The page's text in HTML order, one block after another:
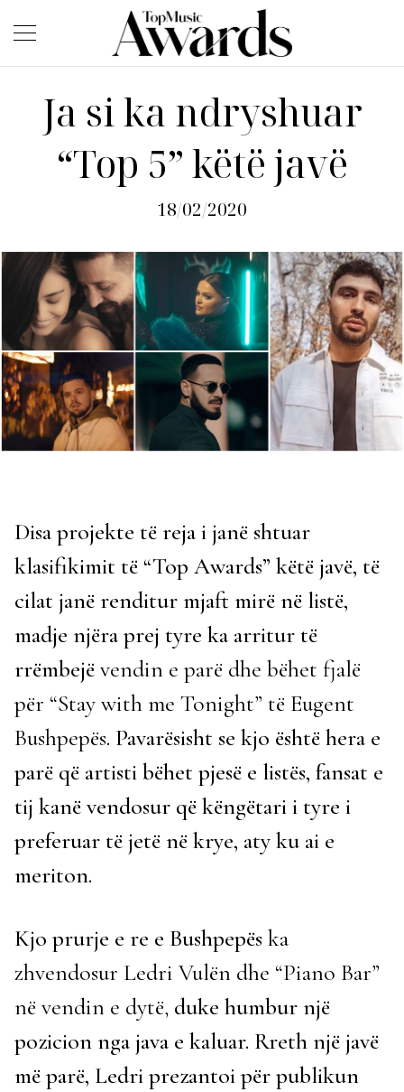
Ja si ka ndryshuar
“Top 5” këtë javë
18/02/2020
Disa projekte të reja i janë shtuar
klasifikimit të “Top Awards” këtë javë, të
cilat janë renditur mjaft mirë në listë,
madje njëra prej tyre ka arritur të
rrëmbejëvendin e parë dhe bëhet fjalë
për “Stay with me Tonight” të Eugent
Bushpepës. Pavarësisht se kjo është hera e
parë që artisti bëhet pjesë e listës, fansat e
tij kanë vendosur që këngëtari i tyre i
preferuar të jetë në krye, aty ku ai e
meriton.
Kjo prurje e re e Bushpepës ka
zhvendosur Ledri Vulën dhe “Piano Bar”
në vendin e dytë, duke humbur një
pozicion nga java e kaluar. Rreth një javë
më parë, Ledri prezantoi për publikun